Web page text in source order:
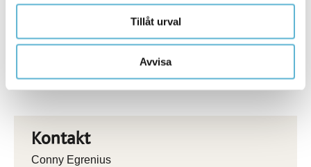
Tillåt urval
Avvisa
Bygg- och rivningsavfall
Öppettider kommunens växel och reception i
kommunhuset
Kontakt
Conny Egrenius